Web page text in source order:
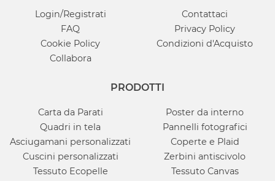
Login/Registrati
Contattaci
FAQ
Privacy Policy
Cookie Policy
Condizioni d'Acquisto
Collabora
PRODOTTI
Carta da Parati
Poster da interno
Quadri in tela
Pannelli fotografici
Asciugamani personalizzati
Coperte e Plaid
Cuscini personalizzati
Zerbini antiscivolo
Tessuto Ecopelle
Tessuto Canvas